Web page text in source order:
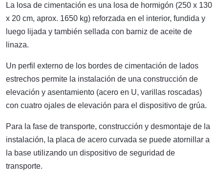
La losa de cimentación es una losa de hormigón (250 x 130
x 20 cm, aprox. 1650 kg) reforzada en el interior, fundida y
luego lijada y también sellada con barniz de aceite de
linaza.
Un perfil externo de los bordes de cimentación de lados
estrechos permite la instalación de una construcción de
elevación y asentamiento (acero en U, varillas roscadas)
con cuatro ojales de elevación para el dispositivo de grúa.
Para la fase de transporte, construcción y desmontaje de la
instalación, la placa de acero curvada se puede atornillar a
la base utilizando un dispositivo de seguridad de
transporte.